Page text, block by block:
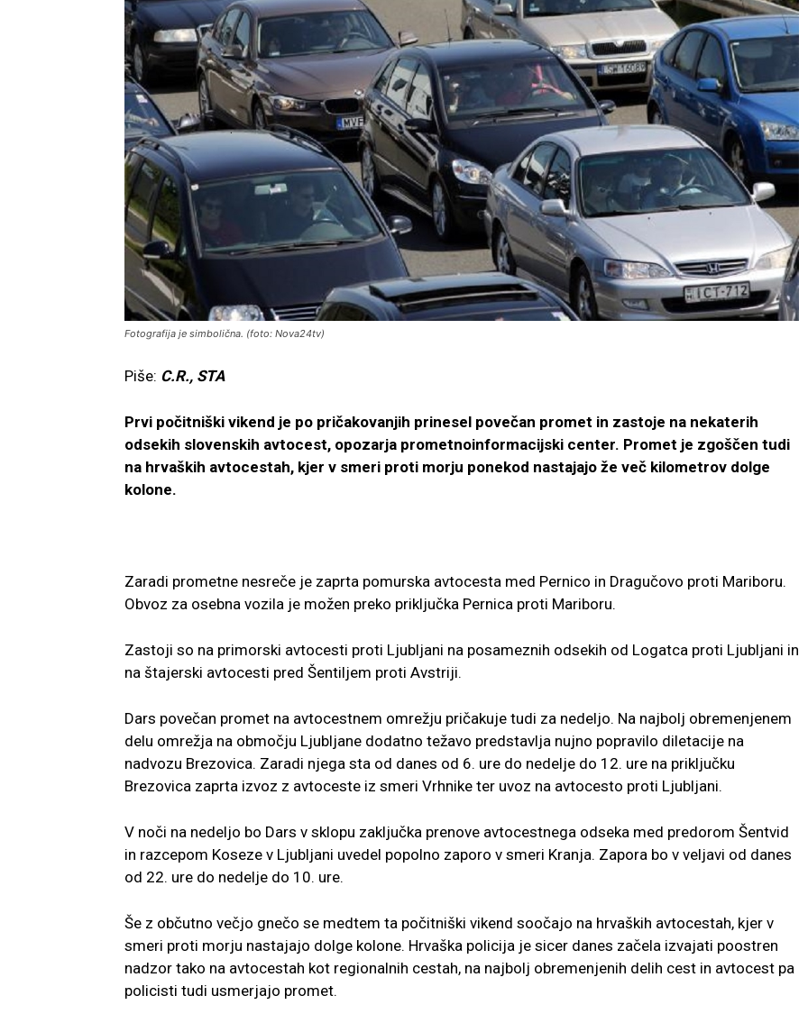
Fotografija je simbolična. (foto: Nova24tv)
Piše: C.R., STA
Prvi počitniški vikend je po pričakovanjih prinesel povečan promet in zastoje na nekaterih
odsekih slovenskih avtocest, opozarja prometnoinformacijski center. Promet je zgoščen tudi
na hrvaških avtocestah, kjer v smeri proti morju ponekod nastajajo že več kilometrov dolge
kolone.
Zaradi prometne nesreče je zaprta pomurska avtocesta med Pernico in Dragučovo proti Mariboru.
Obvoz za osebna vozila je možen preko priključka Pernica proti Mariboru.
Zastoji so na primorski avtocesti proti Ljubljani na posameznih odsekih od Logatca proti Ljubljani in
na štajerski avtocesti pred Šentiljem proti Avstriji.
Dars povečan promet na avtocestnem omrežju pričakuje tudi za nedeljo. Na najbolj obremenjenem
delu omrežja na območju Ljubljane dodatno težavo predstavlja nujno popravilo diletacije na
nadvozu Brezovica. Zaradi njega sta od danes od 6. ure do nedelje do 12. ure na priključku
Brezovica zaprta izvoz z avtoceste iz smeri Vrhnike ter uvoz na avtocesto proti Ljubljani.
V noči na nedeljo bo Dars v sklopu zaključka prenove avtocestnega odseka med predorom Šentvid
in razcepom Koseze v Ljubljani uvedel popolno zaporo v smeri Kranja. Zapora bo v veljavi od danes
od 22. ure do nedelje do 10. ure.
Še z občutno večjo gnečo se medtem ta počitniški vikend soočajo na hrvaških avtocestah, kjer v
smeri proti morju nastajajo dolge kolone. Hrvaška policija je sicer danes začela izvajati poostren
nadzor tako na avtocestah kot regionalnih cestah, na najbolj obremenjenih delih cest in avtocest pa
policisti tudi usmerjajo promet.